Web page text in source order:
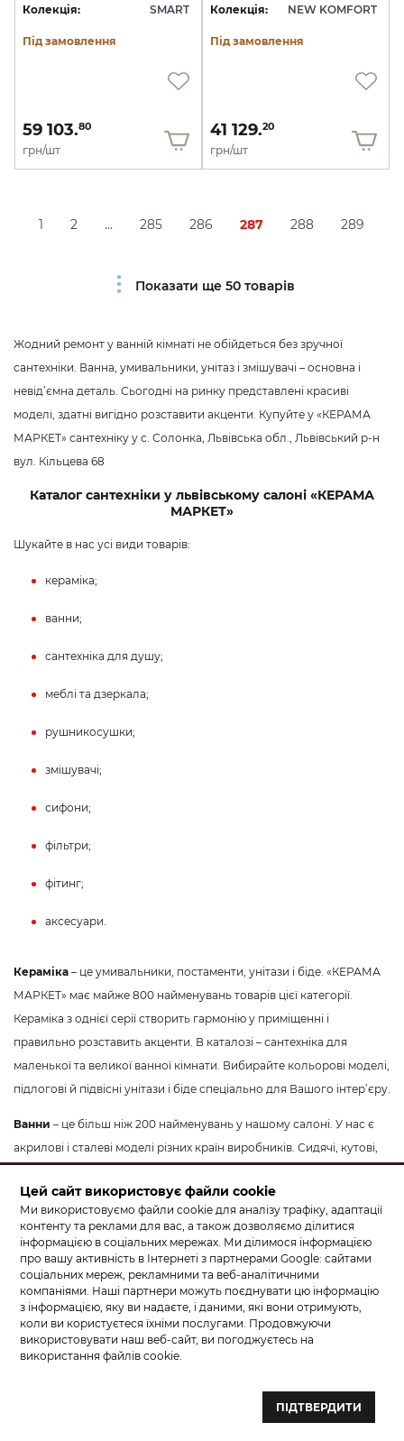
Колекція: SMART
Під замовлення
59 103.80
грн/шт
Колекція: NEW KOMFORT
Під замовлення
41 129.20
грн/шт
1 2 ... 285 286 287 288 289
Показати ще 50 товарів
Жодний ремонт у ванній кімнаті не обійдеться без зручної
сантехніки. Ванна, умивальники, унітаз і змішувачі – основна і
невід’ємна деталь. Сьогодні на ринку представлені красиві
моделі, здатні вигідно розставити акценти. Купуйте у «КЕРАМА
МАРКЕТ» сантехніку у с. Солонка, Львівська обл., Львівський р-н
вул. Кільцева 68
Каталог сантехніки у львівському салоні «КЕРАМА
МАРКЕТ»
Шукайте в нас усі види товарів:
кераміка;
ванни;
сантехніка для душу;
меблі та дзеркала;
рушникосушки;
змішувачі;
сифони;
фільтри;
фітинг;
аксесуари.
Кераміка – це умивальники, постаменти, унітази і біде. «КЕРАМА
МАРКЕТ» має майже 800 найменувань товарів цієї категорії.
Кераміка з однієї серії створить гармонію у приміщенні і
правильно розставить акценти. В каталозі – сантехніка для
маленької та великої ванної кімнати. Вибирайте кольорові моделі,
підлогові й підвісні унітази і біде спеціально для Вашого інтер’єру.
Ванни – це більш ніж 200 найменувань у нашому салоні. У нас є
акрилові і сталеві моделі різних країн виробників. Сидячі, кутові,
Сантехніка для душу – душові двері та кабіни.Купуйте квадратні
та округлі кабіни різних розмірів. Вибирайте кабіни з розсувними
дверима та орними (розпашними).
Меблі та дзеркала – це український та закордонний виробник.
Пенали, комоди, тумби, стільниці тощо. У нас майже 300
найменувань меблів і 200 – дзеркал. Сучасні дзеркала та меблі
мають простий і красивий дизайн. Купити сантехніку можна у
Цей сайт використовує файли cookie
Ми використовуємо файли cookie для аналізу трафіку, адаптації
контенту та реклами для вас, а також дозволяємо ділитися
інформацією в соціальних мережах. Ми ділимося інформацією
про вашу активність в Інтернеті з партнерами Google: сайтами
соціальних мереж, рекламними та веб-аналітичними
компаніями. Наші партнери можуть поєднувати цю інформацію
з інформацією, яку ви надаєте, і даними, які вони отримують,
коли ви користуєтеся їхніми послугами. Продовжуючи
використовувати наш веб-сайт, ви погоджуєтесь на
використання файлів cookie.
ПІДТВЕРДИТИ